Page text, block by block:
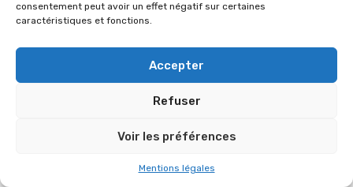
consentement peut avoir un effet négatif sur certaines
caractéristiques et fonctions.
Accepter
Refuser
Voir les préférences
Mentions légales
© 2026 Im-presse. Tous droits réservés.